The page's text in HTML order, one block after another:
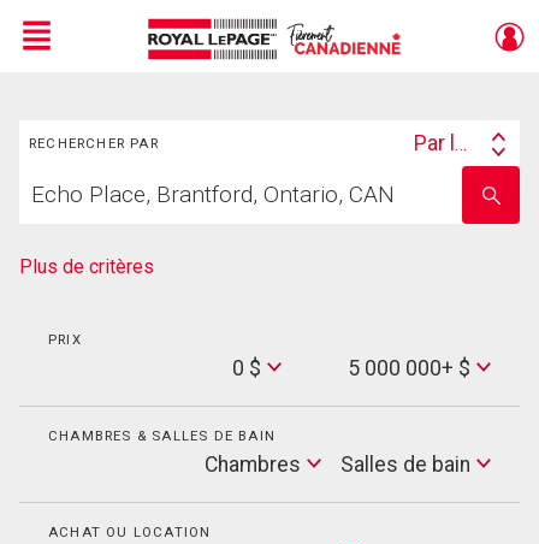
Menu
RECHERCHER PAR
Search
Par lieu
votre
nom
Plus de critères
PRIX
0 $
Max
Price
5 000 000+ $
CHAMBRES & SALLES DE BAIN
Chambres
Salles
de
Salles de bain
ACHAT OU LOCATION